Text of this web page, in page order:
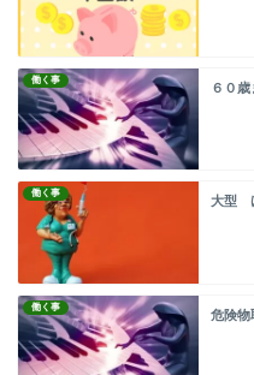
働く事
６０
働く事
大型
働く事
危険